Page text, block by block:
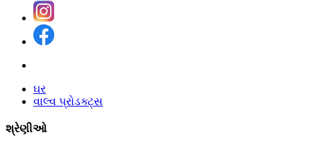
ઘર
વાલ્વ પ્રોડક્ટ્સ
શ્રેણીઓ